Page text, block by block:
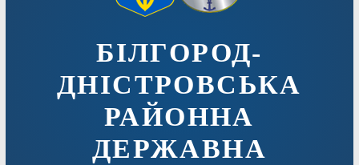
БІЛГОРОД-
ДНІСТРОВСЬКА
РАЙОННА
ДЕРЖАВНА